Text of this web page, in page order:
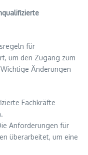
für
um den Zugang zum
Änderungen
Fachkräfte
Anforderungen für
überarbeitet, um eine